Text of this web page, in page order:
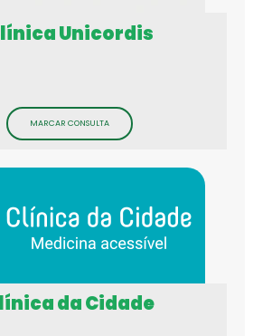
Unicordis
MARCAR CONSULTA
da Cidade